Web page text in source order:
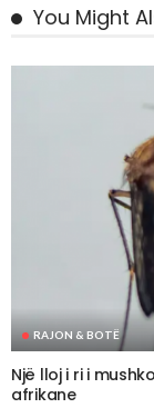
You Might
RAJON & BOTË
Një lloj i ri i
afrikane